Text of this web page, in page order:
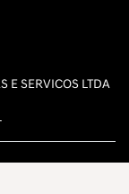
E SERVICOS LTDA